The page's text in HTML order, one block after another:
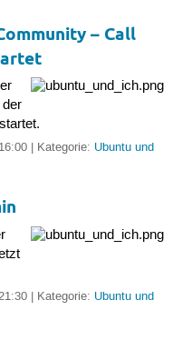
– Call
| Kategorie: Ubuntu und
| Kategorie: Ubuntu und